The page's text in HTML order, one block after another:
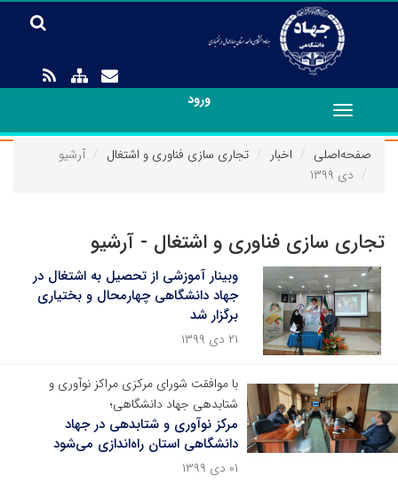
ورود
Toggle
navigation
صفحه‌اصلی
اخبار تجاری سازی فناوری و اشتغال
آرشیو
دی ۱۳۹۹
تجاری سازی فناوری و اشتغال - آرشیو
وبینار آموزشی از تحصیل به اشتغال در
جهاد دانشگاهی چهارمحال و بختیاری
برگزار شد
۲۱ دی ۱۳۹۹
با موافقت شورای مرکزی مراکز نوآوری و
شتابدهی جهاد دانشگاهی؛
مرکز نوآوری و شتابدهی در جهاد
دانشگاهی استان راه‌اندازی می‌شود
۰۱ دی ۱۳۹۹